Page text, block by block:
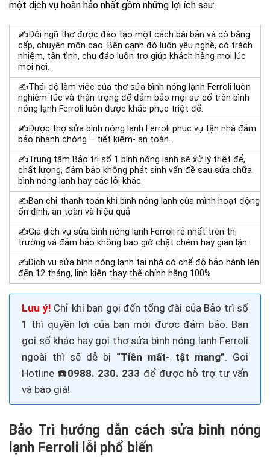
một dịch vụ hoàn hảo nhất gồm những lợi ích sau:
✍Đội ngũ thợ được đào tạo một cách bài bản và có bằng
cấp, chuyên môn cao. Bên cạnh đó luôn yêu nghề, có trách
nhiệm, tận tình, chu đáo luôn trợ giúp khách hàng mọi lúc
mọi nơi.
✍Thái độ làm việc của thợ sửa bình nóng lạnh Ferroli luôn
nghiêm túc và thận trọng để đảm bảo mọi sự cố trên bình
nóng lạnh Ferroli luôn được khắc phục triệt để.
✍Được thợ sửa bình nóng lạnh Ferroli phục vụ tận nhà đảm
bảo nhanh chóng – tiết kiệm- an toàn.
✍Trung tâm Bảo trì số 1 bình nóng lạnh sẽ xử lý triệt để,
chất lượng, đảm bảo không phát sinh vấn đề sau sửa chữa
bình nóng lạnh hay các lỗi khác.
✍Bạn chỉ thanh toán khi bình nóng lạnh của mình hoạt động
ổn định, an toàn và hiệu quả
✍Giá dịch vụ sửa bình nóng lạnh Ferroli rẻ nhất trên thị
trường và đảm bảo không bao giờ chặt chém hay gian lận.
✍Dịch vụ sửa bình nóng lạnh tại nhà có chế độ bảo hành lên
đến 12 tháng, linh kiện thay thế chính hãng 100%
Lưu ý! Chỉ khi bạn gọi đến tổng đài của Bảo trì số
1 thì quyền lợi của bạn mới được đảm bảo. Bạn
gọi số khác hay gọi thợ sửa bình nóng lạnh Ferroli
ngoài thì sẽ dễ bị “Tiền mất- tật mang”. Gọi
Hotline ☎️0988. 230. 233 để được hỗ trợ tư vấn
và báo giá!
Bảo Trì hướng dẫn cách sửa bình nóng
lạnh Ferroli lỗi phổ biến